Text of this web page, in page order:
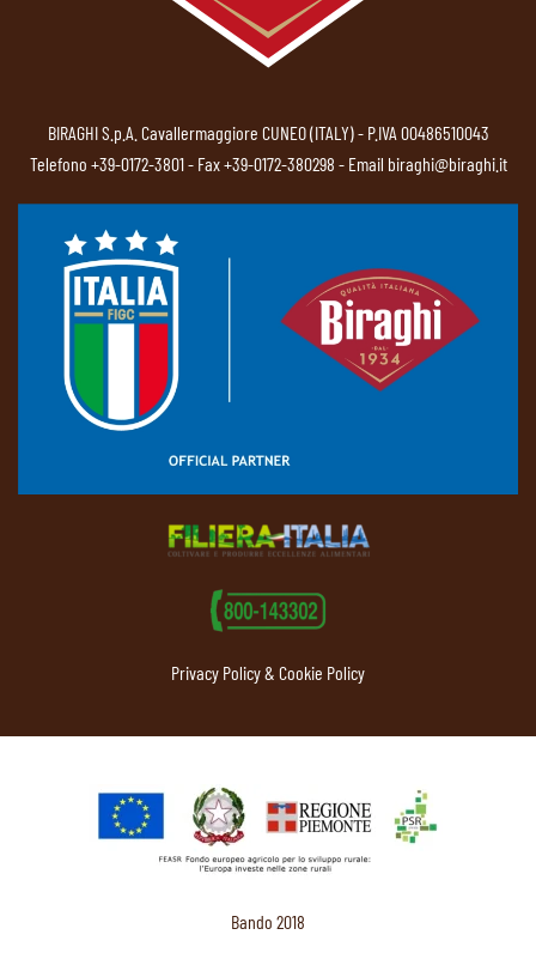
BIRAGHI S.p.A. Cavallermaggiore CUNEO (ITALY) - P.IVA 00486510043
Telefono +39-0172-3801- Fax +39-0172-380298 - Email biraghi@biraghi.it
Privacy Policy & Cookie Policy
Bando 2018